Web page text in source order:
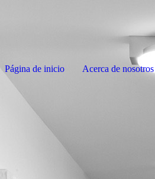
Página de inicio Acerca de nosotros